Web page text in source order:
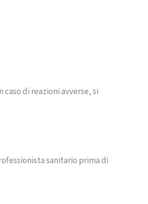
di reazioni avverse, si
sanitario prima di